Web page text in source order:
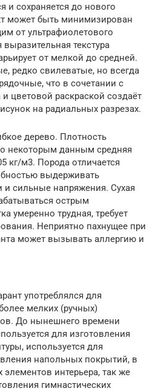
и сохраняется до нового
может быть минимизирован
от ультрафиолетового
текстура
от мелкой до средней.
редко свилеватые, но всегда
что в сочетании с
цветовой раскраской создаёт
на радиальных разрезах.
дерево. Плотность
некоторым данным средняя
кг/м3. Порода отличается
выдерживать
и сильные напряжения. Сухая
острым
умеренно трудная, требует
Неприятно пахнущее при
может вызывать аллергию и
употреблялся для
мелких (ручных)
До нынешнего времени
для изготовления
используется для
напольных покрытий, в
элементов интерьера, так же
гимнастических